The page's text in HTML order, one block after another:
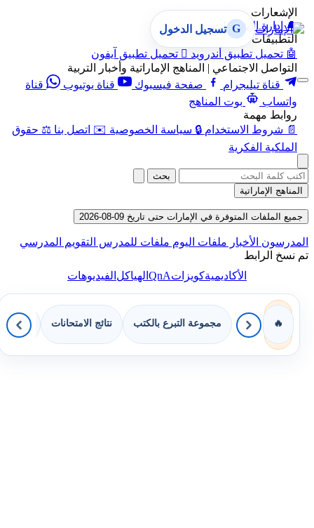
الإشعارات
🔔 إدارة الإشعارات
التطبيقات
🤖 تحميل تطبيق أندرويد  تحميل تطبيق آيفون
التواصل الاجتماعي | المناهج الإماراتية وأخبار التربية
قناة تيليجرام
صفحة فيسبوك قناة يوتيوب
قناة
واتساب
بوت المناهج
روابط مهمة
📄 شروط الاستخدام 🔒 سياسة الخصوصية ✉️ اتصل بنا ⚖️ حقوق
الملكية الفكرية
G تسجيل الدخول
بحث
المناهج الإماراتية
جميع الملفات المتوفرة في الإمارات حتى تاريخ 09-08-2026
المدرسون الأخبار ملفات اليوم ملفات للمدرس التقويم المدرسي
تم نسخ الرابط
الأكاديميةكويزاتQnAالهياكلالفيديوهات
🔥 مجموعة التبرع بالكتب نتائج الامتحانات